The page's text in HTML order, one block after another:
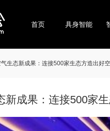
首页 具身智能
生态新成果：连接500家生态方造出好
新成果：连接500家